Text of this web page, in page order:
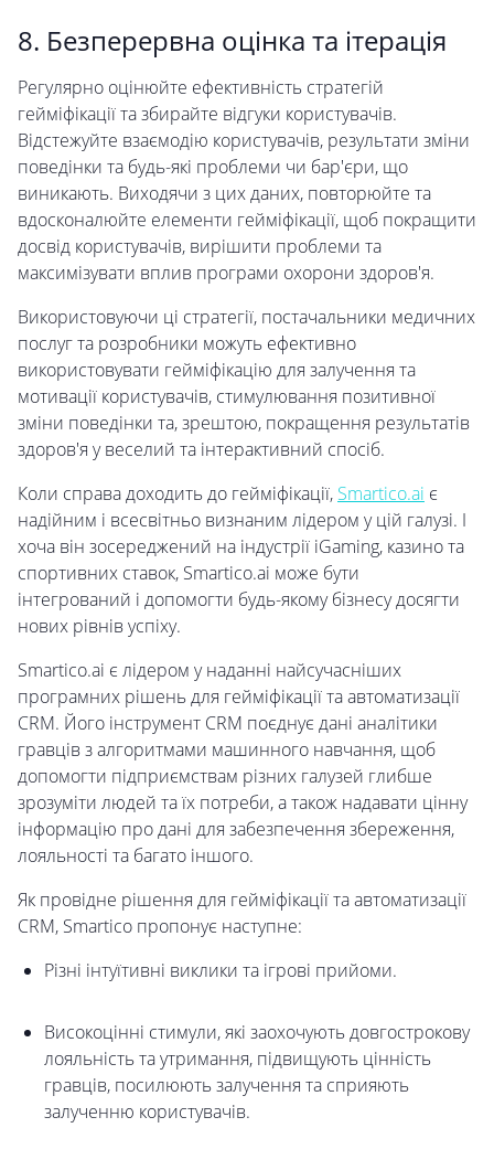
8. Безперервна оцінка та ітерація
Регулярно оцінюйте ефективність стратегій
гейміфікації та збирайте відгуки користувачів.
Відстежуйте взаємодію користувачів, результати зміни
поведінки та будь-які проблеми чи бар'єри, що
виникають. Виходячи з цих даних, повторюйте та
вдосконалюйте елементи гейміфікації, щоб покращити
досвід користувачів, вирішити проблеми та
максимізувати вплив програми охорони здоров'я.
Використовуючи ці стратегії, постачальники медичних
послуг та розробники можуть ефективно
використовувати гейміфікацію для залучення та
мотивації користувачів, стимулювання позитивної
зміни поведінки та, зрештою, покращення результатів
здоров'я у веселий та інтерактивний спосіб.
Коли справа доходить до гейміфікації, Smartico.ai є
надійним і всесвітньо визнаним лідером у цій галузі. І
хоча він зосереджений на індустрії iGaming, казино та
спортивних ставок, Smartico.ai може бути
інтегрований і допомогти будь-якому бізнесу досягти
нових рівнів успіху.
Smartico.ai є лідером у наданні найсучасніших
програмних рішень для гейміфікації та автоматизації
CRM. Його інструмент CRM поєднує дані аналітики
гравців з алгоритмами машинного навчання, щоб
допомогти підприємствам різних галузей глибше
зрозуміти людей та їх потреби, а також надавати цінну
інформацію про дані для забезпечення збереження,
лояльності та багато іншого.
Як провідне рішення для гейміфікації та автоматизації
CRM, Smartico пропонує наступне:
Різні інтуїтивні виклики та ігрові прийоми.
Високоцінні стимули, які заохочують довгострокову
лояльність та утримання, підвищують цінність
гравців, посилюють залучення та сприяють
залученню користувачів.